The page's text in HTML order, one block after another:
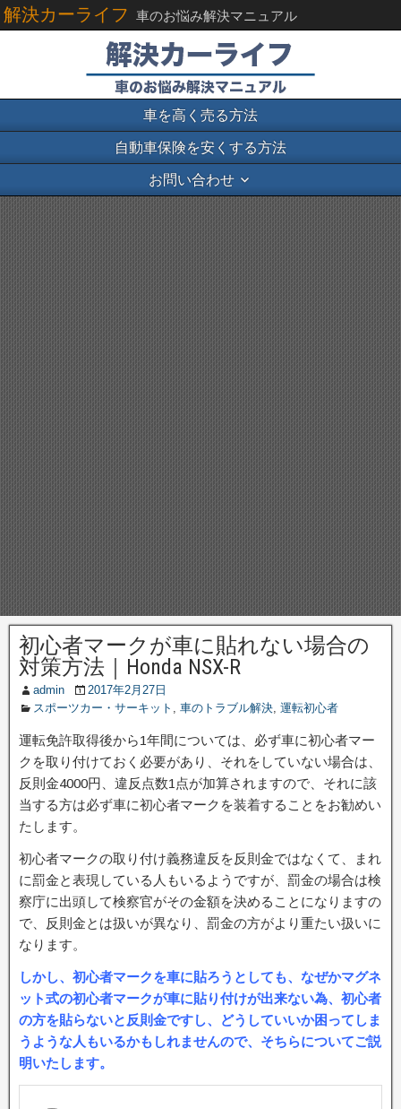
解決カーライフ 車のお悩み解決マニュアル
車を高く売る方法
自動車保険を安くする方法
お問い合わせ
初心者マークが車に貼れない場合の
対策方法｜Honda NSX-R
admin
2017年2月27日
スポーツカー・サーキット , 車のトラブル解決, 運転初心者
運転免許取得後から1年間については、必ず車に初心者マー
クを取り付けておく必要があり、それをしていない場合は、
反則金4000円、違反点数1点が加算されますので、それに該
当する方は必ず車に初心者マークを装着することをお勧めい
たします。
初心者マークの取り付け義務違反を反則金ではなくて、まれ
に罰金と表現している人もいるようですが、罰金の場合は検
察庁に出頭して検察官がその金額を決めることになりますの
で、反則金とは扱いが異なり、罰金の方がより重たい扱いに
なります。
しかし、初心者マークを車に貼ろうとしても、なぜかマグネ
ット式の初心者マークが車に貼り付けが出来ない為、初心者
の方を貼らないと反則金ですし、どうしていいか困ってしま
うような人もいるかもしれませんので、そちらについてご説
明いたします。